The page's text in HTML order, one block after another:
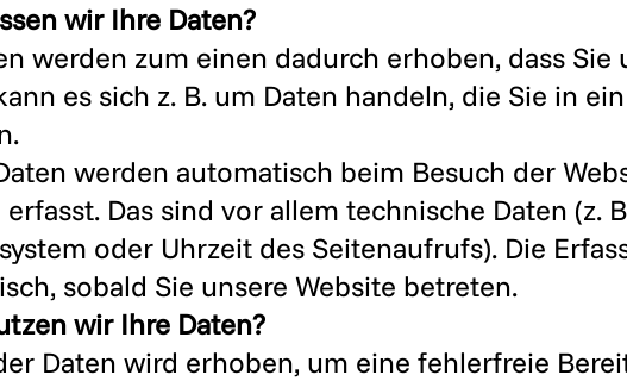
wir Ihre Daten?
werden zum einen dadurch erhoben, dass
es sich z. B. um Daten handeln, die Sie in
werden automatisch beim Besuch der
erfasst. Das sind vor allem technische Daten (z.
oder Uhrzeit des Seitenaufrufs). Die
sobald Sie unsere Website betreten.
wir Ihre Daten?
Daten wird erhoben, um eine fehlerfreie